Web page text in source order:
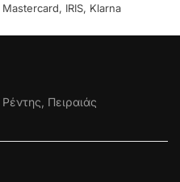
IRIS, Klarna
Πειραιάς